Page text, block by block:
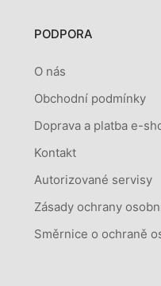
PODPORA
O nás
Obchodní podmínky
Doprava a platba e-
Kontakt
Autorizované servisy
Zásady ochrany
Směrnice o ochraně